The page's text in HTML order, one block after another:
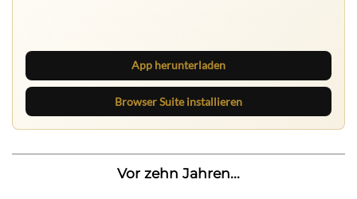
App herunterladen
Browser Suite installieren
Vor zehn Jahren...